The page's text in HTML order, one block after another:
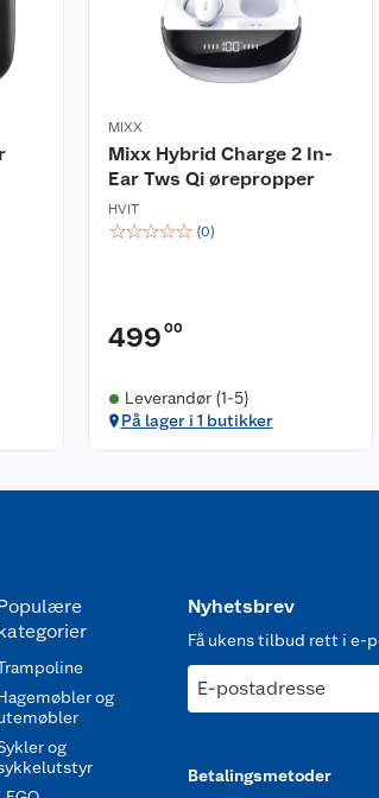
MIXX
Mixx Hybrid Charge 2 In-
Ear Tws Qi ørepropper
HVIT
☆☆☆☆☆ (0)
499 00
Leverandør (1-5)
På lager i 1 butikker
og
og
Nyhetsbrev
Få ukens tilbud rett i e-
E-postadresse
Betalingsmetoder